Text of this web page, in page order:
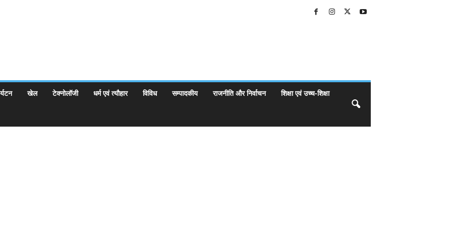
खेल टेक्नोलॉजी धर्म एवं त्यौहार विविध सम्पादकीय राजनीति और निर्वाचन शिक्षा एवं उच्च-शिक्षा